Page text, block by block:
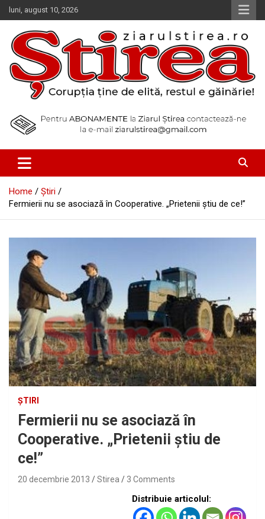
Skip
to
content
luni, august 10, 2026
Ziarul Știrea
Home
Știri
Fermierii nu se asociază în Cooperative. „Prietenii ştiu de ce!”
ȘTIRI
Fermierii nu se asociază în
Cooperative. „Prietenii ştiu de
ce!”
20 decembrie 2013 Stirea 3 Comments
Distribuie articolul: